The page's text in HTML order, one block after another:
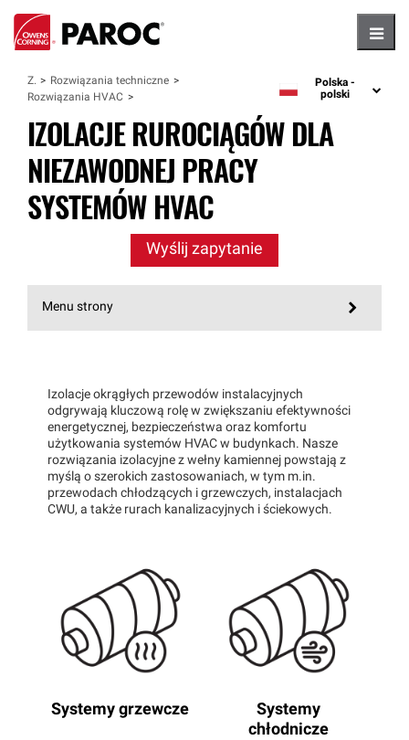
Zastosowania
Rozwiązania techniczne
Rozwiązania HVAC
language
Polska -
polski
IZOLACJE RUROCIĄGÓW DLA
NIEZAWODNEJ PRACY
SYSTEMÓW HVAC
Wyślij zapytanie
Menu strony
Izolacje okrągłych przewodów instalacyjnych
odgrywają kluczową rolę w zwiększaniu efektywności
energetycznej, bezpieczeństwa oraz komfortu
użytkowania systemów HVAC w budynkach. Nasze
rozwiązania izolacyjne z wełny kamiennej powstają z
myślą o szerokich zastosowaniach, w tym m.in.
przewodach chłodzących i grzewczych, instalacjach
CWU, a także rurach kanalizacyjnych i ściekowych.
Systemy grzewcze
Systemy
chłodnicze